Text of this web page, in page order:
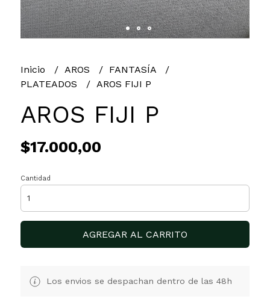
Inicio AROS
FANTASÍA
PLATEADOS
AROS FIJI P
AROS FIJI P
$17.000,00
Cantidad
AGREGAR AL CARRITO
Los envios se despachan dentro de las 48h